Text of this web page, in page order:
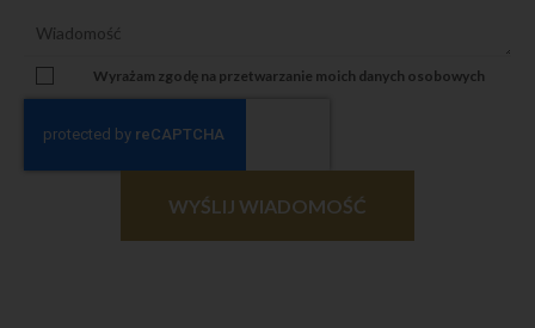
Wyrażam zgodę na przetwarzanie moich danych osobowych
WYŚLIJ WIADOMOŚĆ